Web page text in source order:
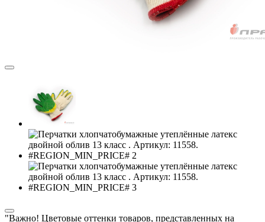
"Важно! Цветовые оттенки товаров, представленных на